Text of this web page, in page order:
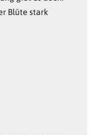
Blüte stark